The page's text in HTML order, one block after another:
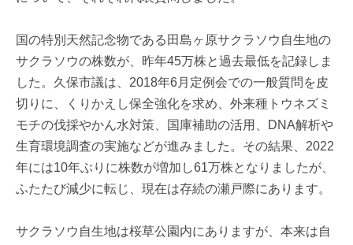
国の特別天然記念物である田島ヶ原サクラソウ自生地の
サクラソウの株数が、昨年45万株と過去最低を記録しま
した。久保市議は、2018年6月定例会での一般質問を皮
切りに、くりかえし保全強化を求め、外来種トウネズミ
モチの伐採やかん水対策、国庫補助の活用、DNA解析や
生育環境調査の実施などが進みました。その結果、2022
年には10年ぶりに株数が増加し61万株となりましたが、
ふたたび減少に転じ、現在は存続の瀬戸際にあります。
サクラソウ自生地は桜草公園内にありますが、本来は自